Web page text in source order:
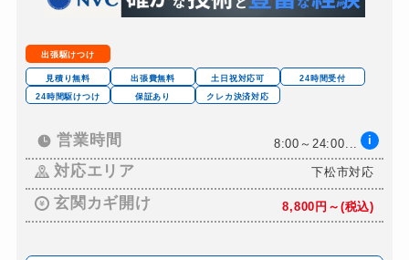
スーツケースカギ作成 3,300円～ (税込)
金庫カギ開け
金庫カギ修理 11,000円～ (税込...
金庫カギ交換
ロッカーカギ開け 11,000円～ (税込...
ドアノブカギ開け 11,000円～ (税込...
ドアノブカギ作成 3,300円～ (税込)
出張駆けつけ
見積り無料 出張費無料 土日祝対応可
24時間受付
24時間駆けつけ
保証あり クレカ決済対応
営業時間 8:00～24:00... i
対応エリア 下松市対応
玄関カギ開け 8,800円～(税込)